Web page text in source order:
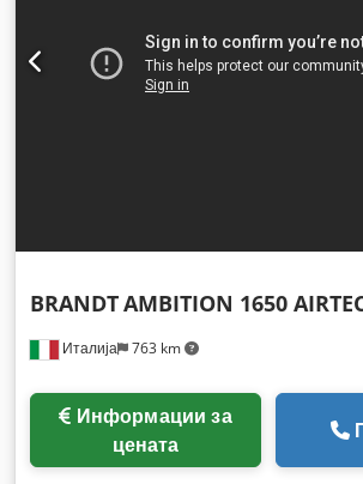
Италија 763 km
BRANDTAMBITION 1650
цената